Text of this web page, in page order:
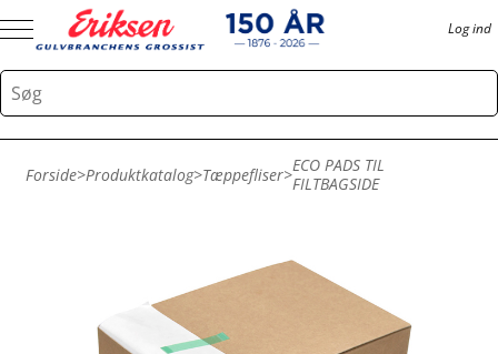
Log ind
Forside>Produktkatalog>Tæppefliser>ECO PADS TIL
FILTBAGSIDE